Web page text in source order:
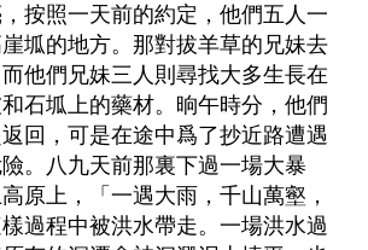
按照一天前的約定，他們五人一
坬的地方。那對拔羊草的兄妹去
他們兄妹三人則尋找大多生長在
石坬上的藥材。晌午時分，他們
回，可是在途中爲了抄近路遭遇
。八九天前那裏下過一場大暴
原上，「一遇大雨，千山萬壑，
過程中被洪水帶走。一場洪水過